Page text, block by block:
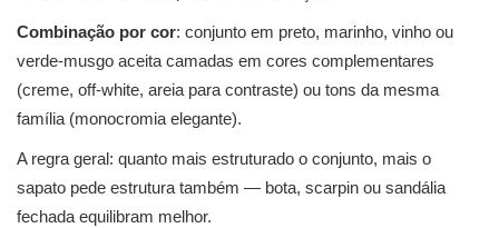
Combinação por cor: conjunto em preto, marinho, vinho ou
verde-musgo aceita camadas em cores complementares
(creme, off-white, areia para contraste) ou tons da mesma
família (monocromia elegante).
A regra geral: quanto mais estruturado o conjunto, mais o
sapato pede estrutura também — bota, scarpin ou sandália
fechada equilibram melhor.